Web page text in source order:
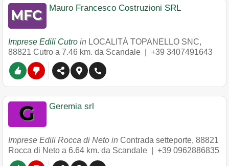
Mauro Francesco Costruzioni SRL
Imprese Edili Cutro in LOCALITÀ TOPANELLO SNC,
88821 Cutro a 7.46 km. da Scandale | +39 3407491643
Geremia srl
Imprese Edili Rocca di Neto in Contrada setteporte, 88821
Rocca di Neto a 6.64 km. da Scandale | +39 0962886835